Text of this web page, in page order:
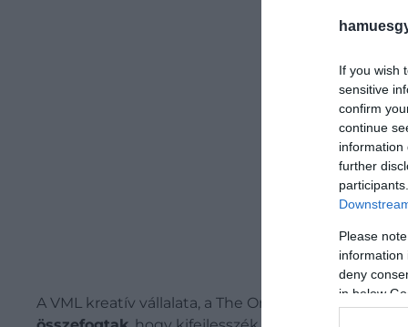
If you wish
sensitive
confirm
continue
information
further
Please
information
deny
in below
A VML kreatív vállalata, a The Organoid Company